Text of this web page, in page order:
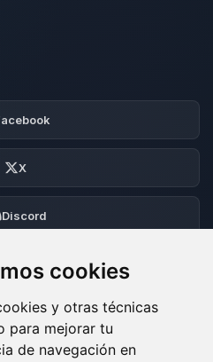
cookies
y otras técnicas
para mejorar tu
de navegación en
X
Discord
Foro